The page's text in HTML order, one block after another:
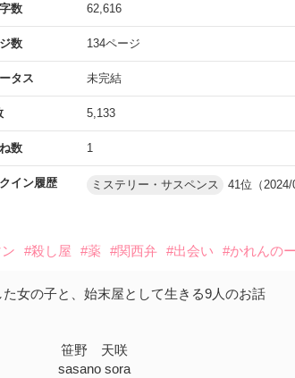
数 62,616
数 134ページ
タス 未完結
5,133
数 1
イン履歴 ミステリー・サスペンス 41位（
#殺し屋 #薬 #関西弁 #出会い #かれんの
女の子と、始末屋として生きる9人のお話
笹野 天咲
sasano sora